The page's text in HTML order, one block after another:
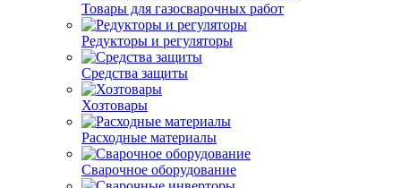
Товары для газосварочных работ
Редукторы и регуляторы
Средства защиты
Хозтовары
Расходные материалы
Сварочное оборудование